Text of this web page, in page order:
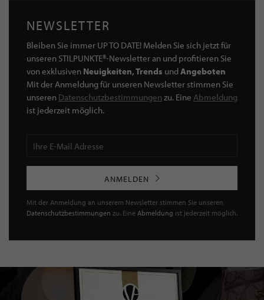
NEWSLETTER
Bleiben Sie immer UP TO DATE! Melden Sie sich jetzt für
unseren STILPUNKTE®-Newsletter an und profitieren Sie
von exklusiven Neuigkeiten, Trends undAngeboten
Mit der Anmeldung für unseren Newsletter stimmen Sie
unseren Datenschutzbestimmungen zu. Eine Abmeldung
ist jederzeit möglich.
ANMELDEN
Mit der Anmeldung an unserem Newsletter stimmen Sie unseren
Datenschutzbestimmungen zu. Eine Abmeldung ist jederzeit möglich.